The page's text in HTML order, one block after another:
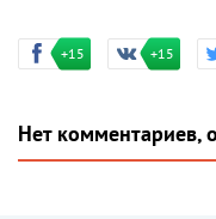
+15 +15
Нет комментариев,